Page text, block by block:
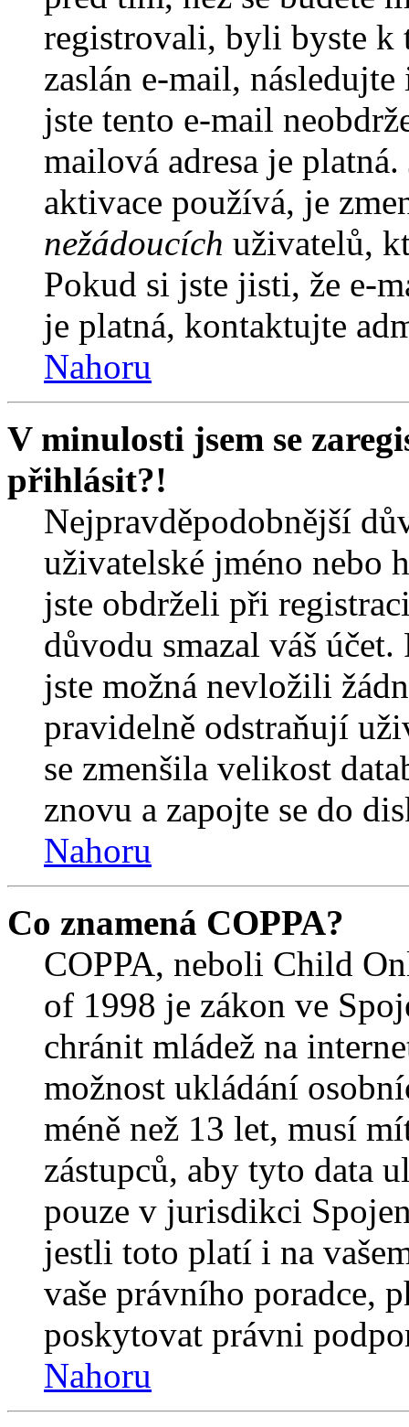
registrovali, byli byste k
zaslán e-mail,
jste tento e-mail
mailová adresa je
aktivace používá, je
nežádoucích uživatelů,
Pokud si jste jisti, že e-
je platná, kontaktujte
Nahoru
V minulosti jsem se
přihlásit?!
Nejpravděpodobnější
uživatelské jméno nebo
jste obdrželi při
důvodu smazal váš
jste možná nevložili
pravidelně odstraňují
se zmenšila velikost
znovu a zapojte se do
Nahoru
Co znamená COPPA?
COPPA, neboli Child
of 1998 je zákon ve
chránit mládež na
možnost ukládání
méně než 13 let, musí
zástupců, aby tyto data
pouze v jurisdikci
jestli toto platí i na
vaše právního poradce,
poskytovat právni
Nahoru